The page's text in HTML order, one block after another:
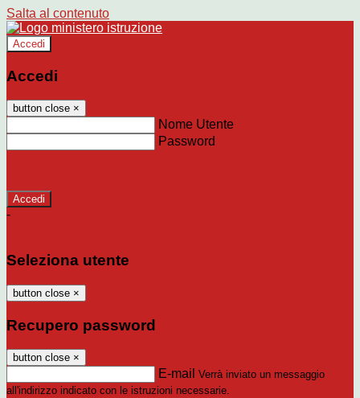
Salta al contenuto
Accedi
Accedi
button close ×
Nome Utente
Password
-
Seleziona utente
button close ×
Recupero password
button close ×
E-mail Verrà inviato un messaggio
all'indirizzo indicato con le istruzioni necessarie.